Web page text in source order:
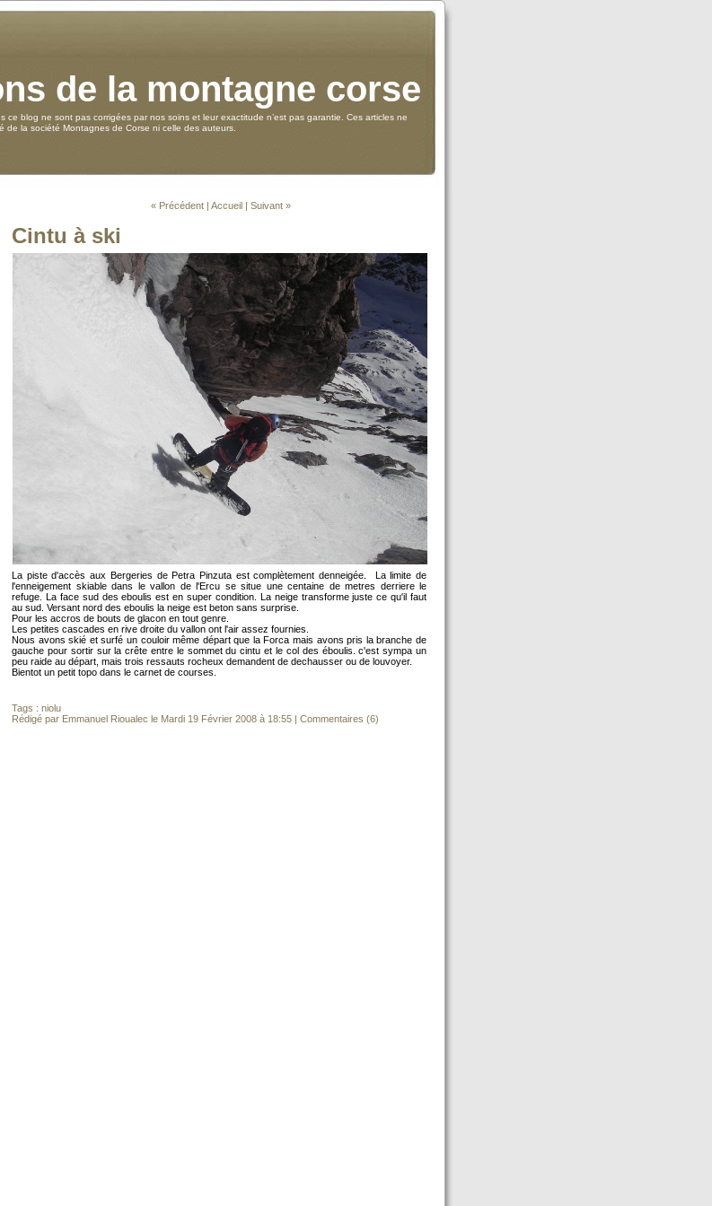
de la montagne corse
ce blog ne sont pas corrigées par nos soins et leur exactitude n’est pas garantie. Ces articles ne
la société Montagnes de Corse ni celle des auteurs.
« Précédent | Accueil | Suivant »
Cintu à ski
La piste d'accès aux Bergeries de Petra Pinzuta est complètement denneigée. La limite de
l'enneigement skiable dans le vallon de l'Ercu se situe une centaine de metres derriere le
refuge. La face sud des eboulis est en super condition. La neige transforme juste ce qu'il faut
au sud. Versant nord des eboulis la neige est beton sans surprise.
Pour les accros de bouts de glacon en tout genre.
Les petites cascades en rive droite du vallon ont l'air assez fournies.
Nous avons skié et surfé un couloir même départ que la Forca mais avons pris la branche de
gauche pour sortir sur la crête entre le sommet du cintu et le col des éboulis. c'est sympa un
peu raide au départ, mais trois ressauts rocheux demandent de dechausser ou de louvoyer.
Bientot un petit topo dans le carnet de courses.
Tags : niolu
Rédigé par Emmanuel Rioualec le Mardi 19 Février 2008 à 18:55 | Commentaires (6)